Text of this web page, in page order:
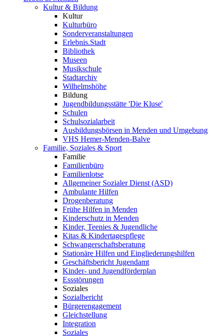
Kultur & Bildung
Kultur
Kulturbüro
Sonderveranstaltungen
Erlebnis.Stadt
Bibliothek
Museen
Musikschule
Stadtarchiv
Wilhelmshöhe
Bildung
Jugendbildungsstätte 'Die Kluse'
Schulen
Schulsozialarbeit
Ausbildungsbörsen in Menden und Umgebung
VHS Hemer-Menden-Balve
Familie, Soziales & Sport
Familie
Familienbüro
Familienlotse
Allgemeiner Sozialer Dienst (ASD)
Ambulante Hilfen
Drogenberatung
Frühe Hilfen in Menden
Kinderschutz in Menden
Kinder, Teenies & Jugendliche
Kitas & Kindertagespflege
Schwangerschaftsberatung
Stationäre Hilfen und Eingliederungshilfen
Geschäftsbericht Jugendamt
Kinder- und Jugendförderplan
Essstörungen
Soziales
Sozialbericht
Bürgerengagement
Gleichstellung
Integration
Soziales